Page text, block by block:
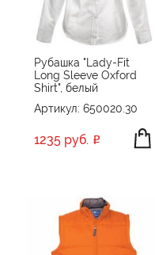
Рубашка "Lady-Fit
Long Sleeve Oxford
Shirt", белый
Артикул: 650020.30
1235 руб.